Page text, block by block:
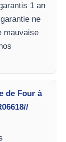
1 an
ne
mauvaise
de Four à